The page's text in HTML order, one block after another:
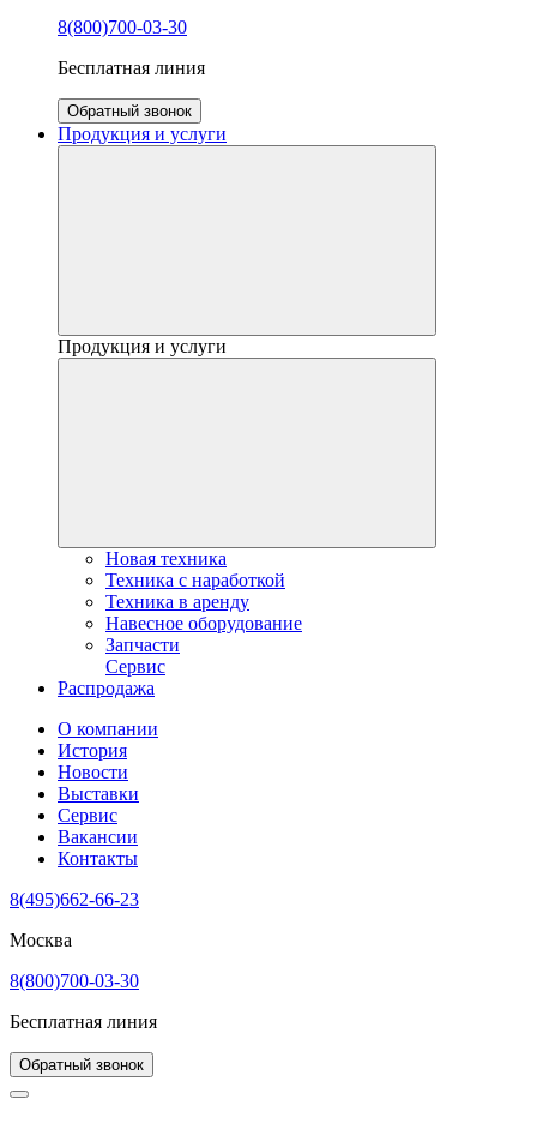
8(800)700-03-30
Бесплатная линия
Обратный звонок
Продукция и услуги
Продукция и услуги
Новая техника
Техника с наработкой
Техника в аренду
Навесное оборудование
Запчасти
Сервис
Распродажа
О компании
История
Новости
Выставки
Сервис
Вакансии
Контакты
8(495)662-66-23
Москва
8(800)700-03-30
Бесплатная линия
Обратный звонок